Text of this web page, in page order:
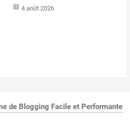
4 août 2026
de Blogging Facile et Performante